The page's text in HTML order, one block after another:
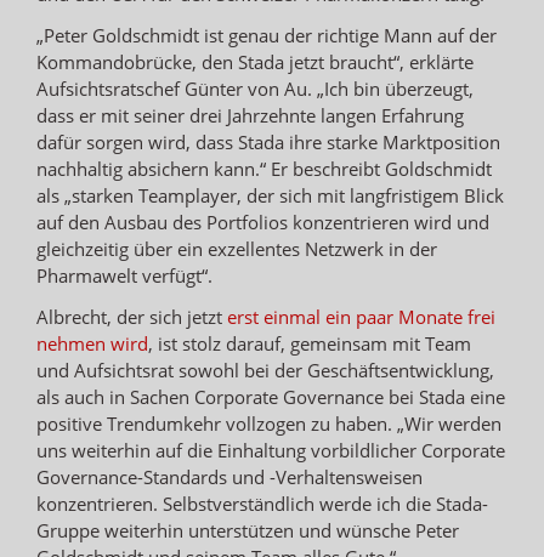
„Peter Goldschmidt ist genau der richtige Mann auf der
Kommandobrücke, den Stada jetzt braucht“, erklärte
Aufsichtsratschef Günter von Au. „Ich bin überzeugt,
dass er mit seiner drei Jahrzehnte langen Erfahrung
dafür sorgen wird, dass Stada ihre starke Marktposition
nachhaltig absichern kann.“ Er beschreibt Goldschmidt
als „starken Teamplayer, der sich mit langfristigem Blick
auf den Ausbau des Portfolios konzentrieren wird und
gleichzeitig über ein exzellentes Netzwerk in der
Pharmawelt verfügt“.
Albrecht, der sich jetzt erst einmal ein paar Monate frei
nehmen wird, ist stolz darauf, gemeinsam mit Team
und Aufsichtsrat sowohl bei der Geschäftsentwicklung,
als auch in Sachen Corporate Governance bei Stada eine
positive Trendumkehr vollzogen zu haben. „Wir werden
uns weiterhin auf die Einhaltung vorbildlicher Corporate
Governance-Standards und -Verhaltensweisen
konzentrieren. Selbstverständlich werde ich die Stada-
Gruppe weiterhin unterstützen und wünsche Peter